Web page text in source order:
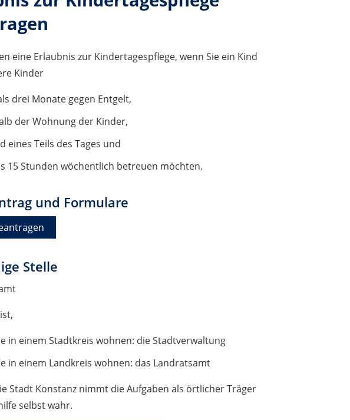
eine Erlaubnis zur Kindertagespflege, wenn Sie ein Kind
Kinder
drei Monate gegen Entgelt,
der Wohnung der Kinder,
eines Teils des Tages und
15 Stunden wöchentlich betreuen möchten.
und Formulare
Stelle
in einem Stadtkreis wohnen: die Stadtverwaltung
in einem Landkreis wohnen: das Landratsamt
Stadt Konstanz nimmt die Aufgaben als örtlicher Träger
selbst wahr.